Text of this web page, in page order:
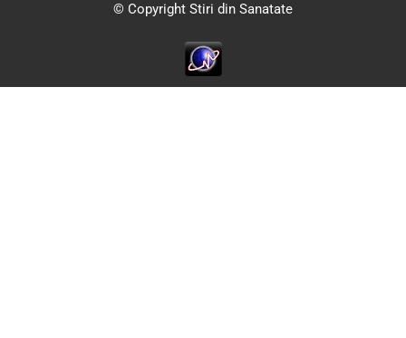
© Copyright Stiri din Sanatate